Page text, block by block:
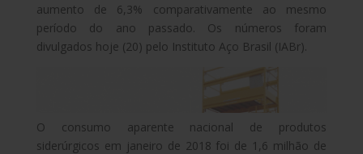
aumento de 6,3% comparativamente ao mesmo
período do ano passado. Os números foram
divulgados hoje (20) pelo Instituto Aço Brasil (IABr).
O consumo aparente nacional de produtos
siderúrgicos em janeiro de 2018 foi de 1,6 milhão de